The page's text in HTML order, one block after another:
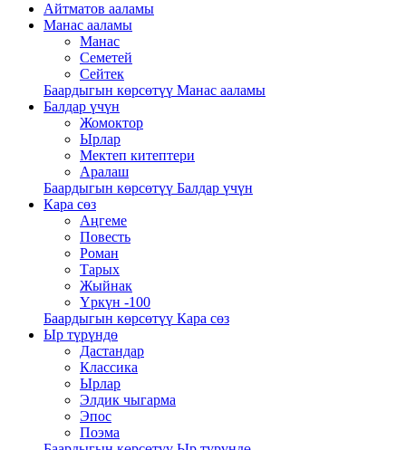
Айтматов ааламы
Манас ааламы
Манас
Семетей
Сейтек
Баардыгын көрсөтүү Манас ааламы
Балдар үчүн
Жомоктор
Ырлар
Мектеп китептери
Аралаш
Баардыгын көрсөтүү Балдар үчүн
Кара сөз
Аңгеме
Повесть
Роман
Тарых
Жыйнак
Үркүн -100
Баардыгын көрсөтүү Кара сөз
Ыр түрүндө
Дастандар
Классика
Ырлар
Элдик чыгарма
Эпос
Поэма